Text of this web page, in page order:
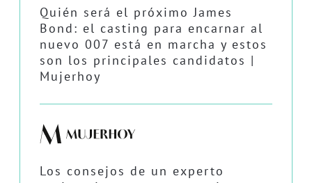
Quién será el próximo James
Bond: el casting para encarnar al
nuevo 007 está en marcha y estos
son los principales candidatos |
Mujerhoy
Los consejos de un experto